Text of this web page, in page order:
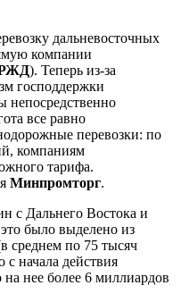
дальневосточных
компании
). Теперь из-за
господдержки
непосредственно
все равно
перевозки: по
компаниям
тарифа.
Минпромторг.
с Дальнего Востока и
было выделено из
среднем по 75 тысяч
начала действия
нее более 6 миллиардов